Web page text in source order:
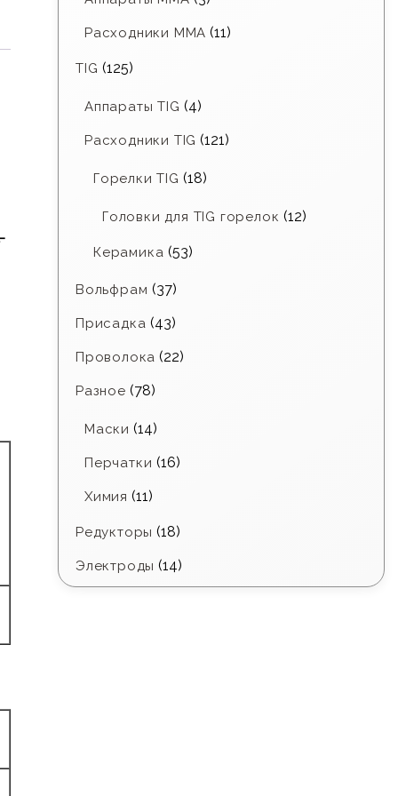
Расходники ММА (11)
TIG (125)
Аппараты TIG (4)
Расходники TIG (121)
Горелки TIG (18)
Головки для TIG горелок (12)
Керамика (53)
Вольфрам (37)
Присадка (43)
Проволока (22)
Разное (78)
Маски (14)
Перчатки (16)
Химия (11)
Редукторы (18)
Электроды (14)